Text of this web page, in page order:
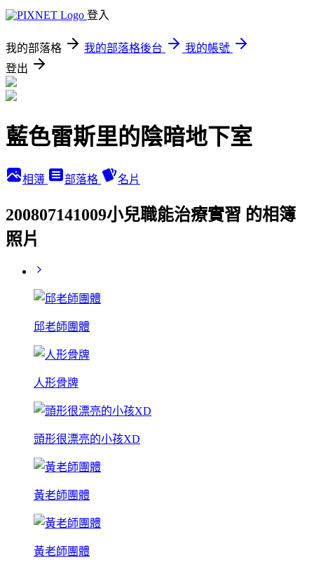
登入
我的部落格 我的部落格後台
我的帳號
登出
藍色雷斯里的陰暗地下室
相簿 部落格 名片
200807141009小兒職能治療實習 的相簿
照片
邱老師團體
人形骨牌
頭形很漂亮的小孩XD
黃老師團體
黃老師團體